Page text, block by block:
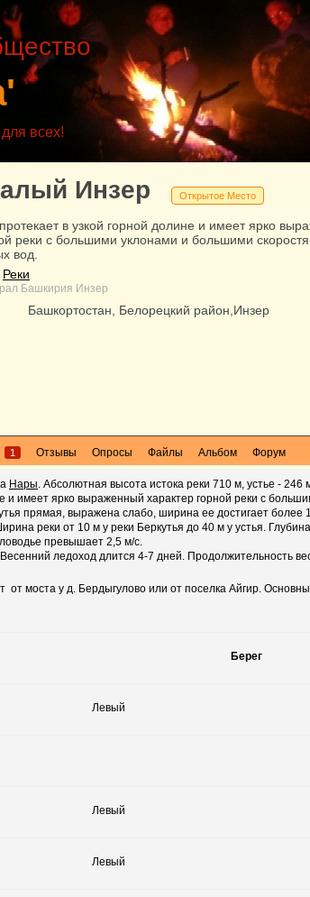
всех!
Инзер Открытое Место
в узкой горной долине и имеет ярко
реки с большими уклонами и большими
вод.
Реки
Башкирия Инзер
Башкортостан, Белорецкий район,Инзер
1 Отзывы Опросы Файлы Альбом Форум
Нары. Абсолютная высота истока реки 710 м, устье -
и имеет ярко выраженный характер горной реки с
прямая, выражена слабо, ширина ее достигает
реки от 10 м у реки Беркутья до 40 м у устья.
превышает 2,5 м/с.
ледоход длится 4-7 дней. Продолжительность
моста у д. Бердыгулово или от поселка Айгир.
Берег
Левый
Левый
Левый